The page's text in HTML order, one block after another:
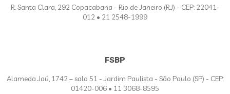
R. Santa Clara, 292 Copacabana - Rio de Janeiro (RJ) - CEP: 22041-
012 • 21 2548-1999
FSBP
Alameda Jaú, 1742 – sala 51 - Jardim Paulista - São Paulo (SP) - CEP:
01420-006 • 11 3068-8595